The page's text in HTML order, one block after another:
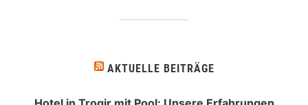
AKTUELLE BEITRÄGE